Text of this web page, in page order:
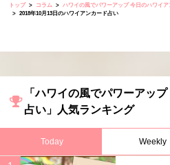
トップ コラム
ハワイの風でパワーアップ 今日のハワイ
2018年10月13日のハワイアンカード占い
「ハワイの風でパワーアッ
占い」人気ランキング
Today Weekly